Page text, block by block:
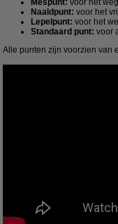
Mespunt: voor het
Naaldpunt: voor het
Lepelpunt: voor het
Standaard punt: voor
Alle punten zijn voorzien van